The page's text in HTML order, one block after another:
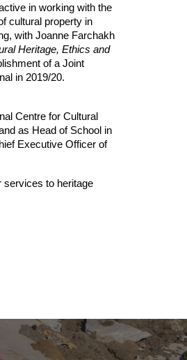
in working with the
cultural property in
with Joanne Farchakh
Heritage, Ethics and
of a Joint
in 2019/20.
Centre for Cultural
as Head of School in
Executive Officer of
services to heritage